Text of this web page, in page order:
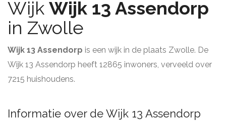
Wijk Wijk 13 Assendorp
in Zwolle
Wijk 13 Assendorp is een wijk in de plaats Zwolle. De
Wijk 13 Assendorp heeft 12865 inwoners, verveeld over
7215 huishoudens.
Informatie over de Wijk 13 Assendorp